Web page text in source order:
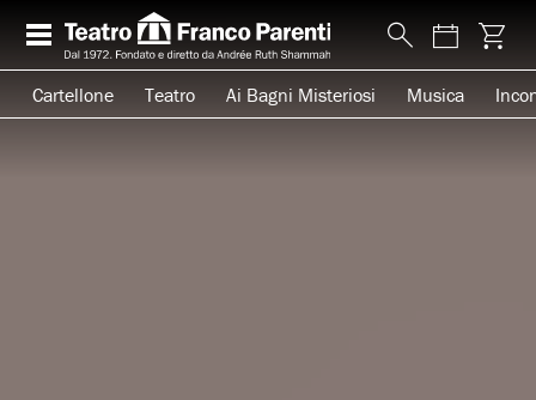
Cartellone Teatro Ai Bagni Misteriosi Musica